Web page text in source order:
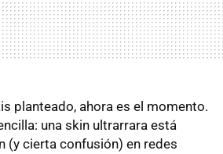
planteado, ahora es el momento.
una skin ultrarrara está
(y cierta confusión) en redes